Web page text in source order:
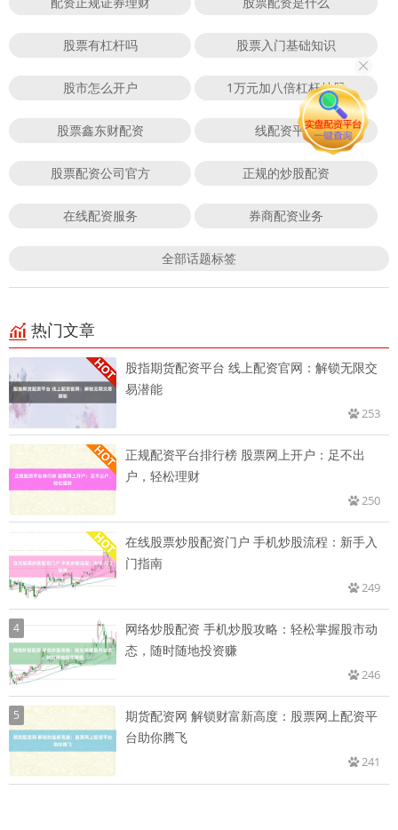
股票有杠杆吗 股票入门基础知识
股市怎么开户 1万元加八倍杠杆炒股
股票鑫东财配资 线配资平台
股票配资公司官方 正规的炒股配资
在线配资服务 券商配资业务
全部话题标签
热门文章
股指期货配资平台 线上配资官网：解锁无限交
易潜能
253
正规配资平台排行榜 股票网上开户：足不出
户，轻松理财
250
在线股票炒股配资门户 手机炒股流程：新手入
门指南
249
4
网络炒股配资 手机炒股攻略：轻松掌握股市动
态，随时随地投资赚
246
5
期货配资网 解锁财富新高度：股票网上配资平
台助你腾飞
241